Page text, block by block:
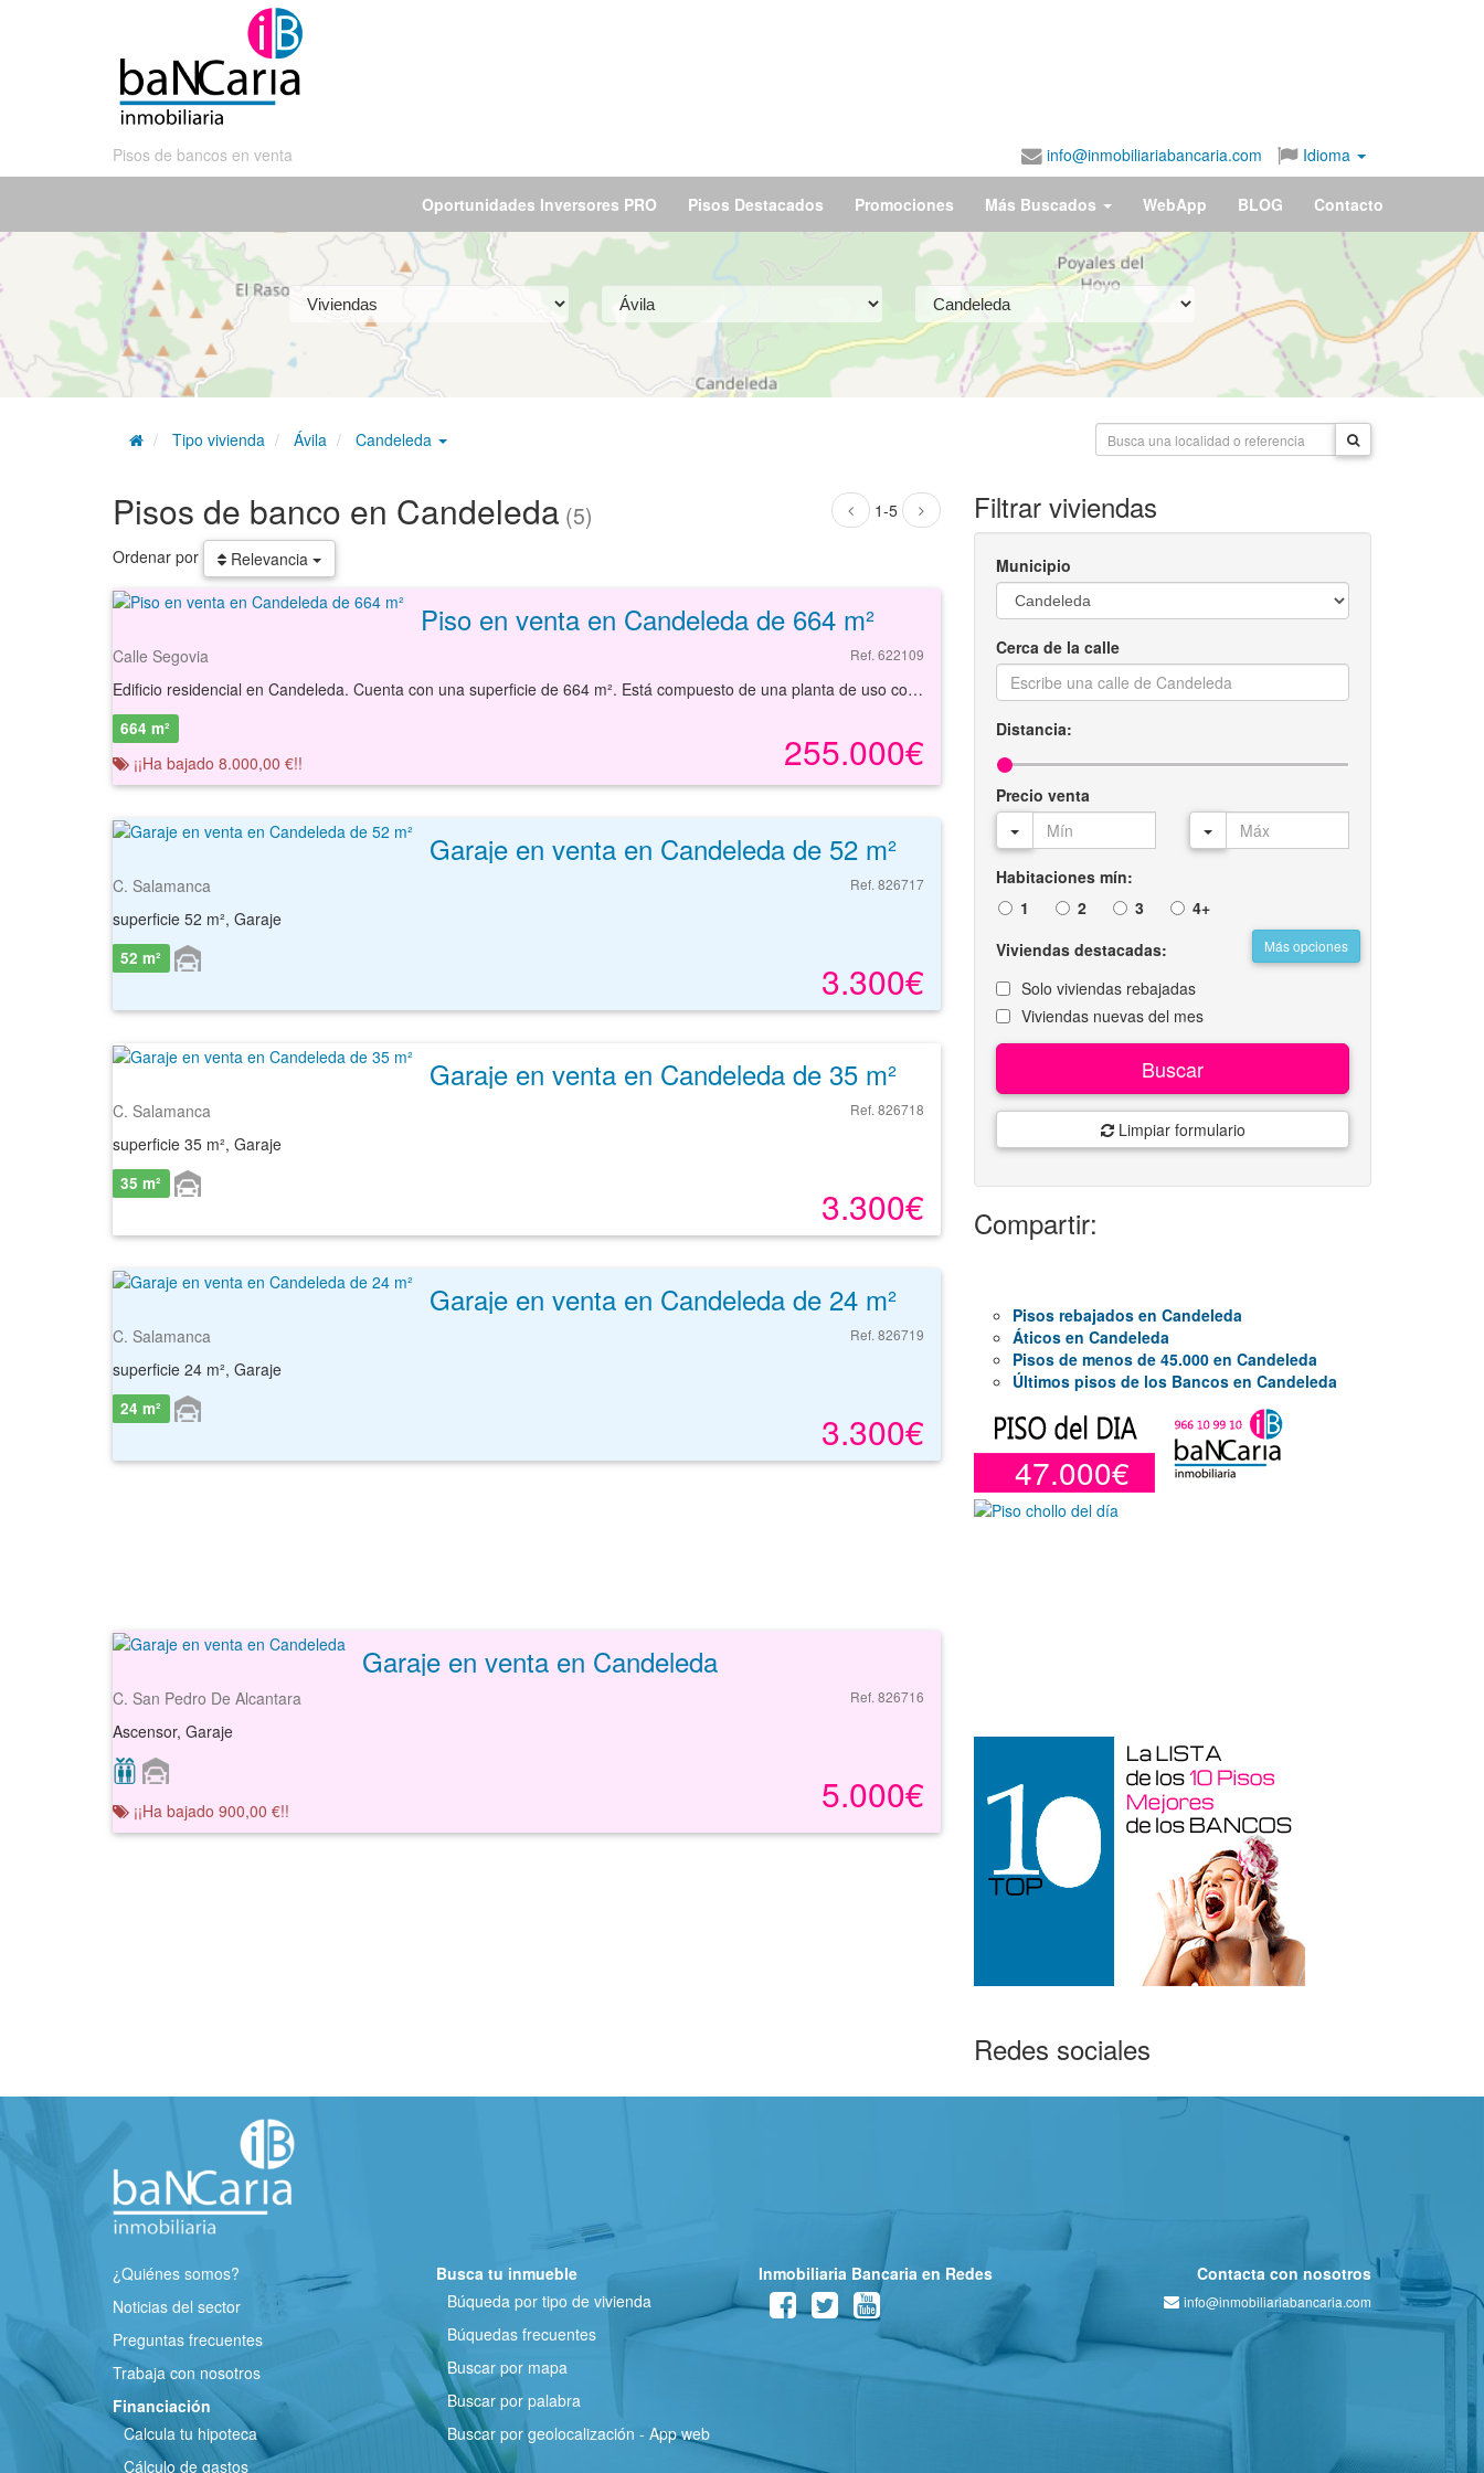
Pisos de bancos en venta info@inmobiliariabancaria.com Idioma
Oportunidades Inversores PRO Pisos Destacados Promociones Más Buscados WebApp BLOG Contacto
Tipo vivienda Ávila Candeleda
1-5
Pisos de banco en Candeleda (5)
Ordenar por Relevancia
Piso en venta en Candeleda de 664 m²
Calle Segovia Ref. 622109
Edificio residencial en Candeleda. Cuenta con una superficie de 664 m². Está compuesto de una planta de uso comercial y 3 plantas más sobre rasante de residencial. Ubicado en el casco urbano. La empresa informa que el inmueble se encuentra sujeto a gravámenes, cargas y/o limitaciones específicas, cuya gestión, tratamiento y, en su caso, cancelación ,incluida la registral, deberá negociarse con la empresa, por lo que el precio final de venta del inmueble se determinará en función de las obligaciones que asuma cada parte.
255.000€
664 m²
¡¡Ha bajado 8.000,00 €!!
Garaje en venta en Candeleda de 52 m²
C. Salamanca Ref. 826717
superficie 52 m², Garaje
3.300€
52 m²
Garaje en venta en Candeleda de 35 m²
C. Salamanca Ref. 826718
superficie 35 m², Garaje
3.300€
35 m²
Garaje en venta en Candeleda de 24 m²
C. Salamanca Ref. 826719
superficie 24 m², Garaje
3.300€
24 m²
Garaje en venta en Candeleda
C. San Pedro De Alcantara Ref. 826716
Ascensor, Garaje
5.000€
¡¡Ha bajado 900,00 €!!
Filtrar viviendas
Municipio
Cerca de la calle
Distancia:
Precio venta
Habitaciones mín:
1
2 3 4+
Más opciones
Viviendas destacadas:
Solo viviendas rebajadas
Viviendas nuevas del mes
Buscar
Limpiar formulario
Compartir:
Pisos rebajados en Candeleda
Áticos en Candeleda
Pisos de menos de 45.000 en Candeleda
Últimos pisos de los Bancos en Candeleda
47.000€
Redes sociales
¿Quiénes somos?
Noticias del sector
Preguntas frecuentes
Trabaja con nosotros
Financiación
Calcula tu hipoteca
Cálculo de gastos
Busca tu inmueble
Búqueda por tipo de vivienda
Búquedas frecuentes
Buscar por mapa
Buscar por palabra
Buscar por geolocalización - App web
Inmobiliaria Bancaria en Redes Contacta con nosotros
info@inmobiliariabancaria.com